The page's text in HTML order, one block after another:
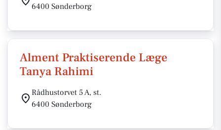
6400 Sønderborg
Alment Praktiserende Læge
Tanya Rahimi
Rådhustorvet 5 A, st.
6400 Sønderborg